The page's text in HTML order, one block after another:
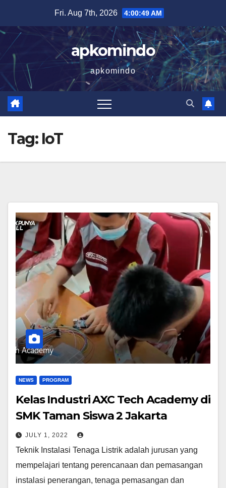
content
Fri. Aug 7th, 2026 4:00:50 AM
apkomindo
apkomindo
Tag: IoT
NEWS PROGRAM
Kelas Industri AXC Tech Academy di
SMK Taman Siswa 2 Jakarta
JULY 1, 2022
Teknik Instalasi Tenaga Listrik adalah jurusan yang
mempelajari tentang perencanaan dan pemasangan
instalasi penerangan, tenaga pemasangan dan